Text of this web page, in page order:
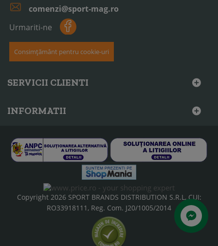
comenzi@sport-mag.ro
Urmariti-ne
Consimțământ pentru cookie-uri
SERVICII CLIENTI
INFORMATII
Copyright 2026 SPORT BRANDS DISTRIBUTION S.R.L, CUI:
RO33918111, Reg. Com. J20/1005/2014